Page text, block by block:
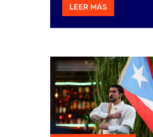
LEER MÁS